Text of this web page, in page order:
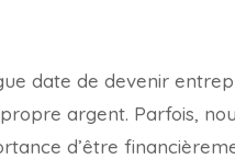
date de devenir
argent. Parfois,
d’être